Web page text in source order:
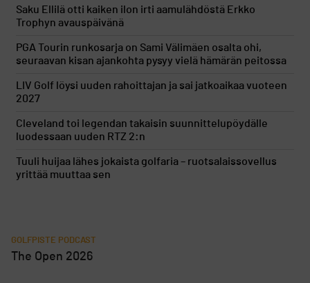
Saku Ellilä otti kaiken ilon irti aamulähdöstä Erkko
Trophyn avauspäivänä
PGA Tourin runkosarja on Sami Välimäen osalta ohi,
seuraavan kisan ajankohta pysyy vielä hämärän peitossa
LIV Golf löysi uuden rahoittajan ja sai jatkoaikaa vuoteen
2027
Cleveland toi legendan takaisin suunnittelupöydälle
luodessaan uuden RTZ 2:n
Tuuli huijaa lähes jokaista golfaria – ruotsalaissovellus
yrittää muuttaa sen
GOLFPISTE PODCAST
The Open 2026